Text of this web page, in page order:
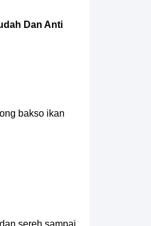
Dan Anti
bakso ikan
sereh sampai